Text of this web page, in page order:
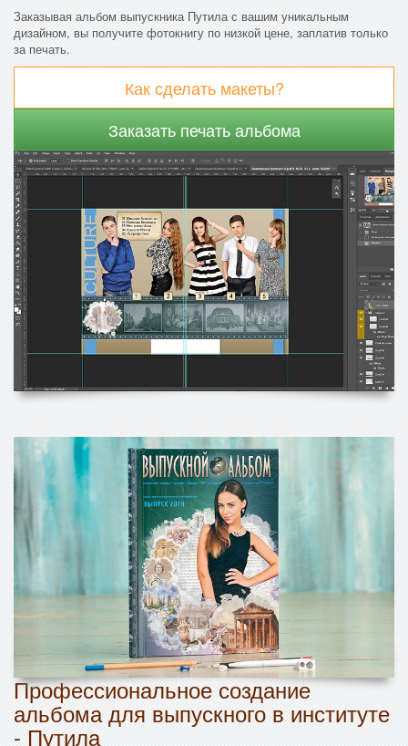
Заказывая альбом выпускника Путила с вашим уникальным
дизайном, вы получите фотокнигу по низкой цене, заплатив только
за печать.
Как сделать макеты?
Заказать печать альбома
Профессиональное создание
альбома для выпускного в институте
- Путила